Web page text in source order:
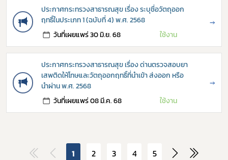
ประกาศกระทรวงสาธารณสุข เรื่อง ระบุชื่อวัตถุออก
ฤทธิ์ในประเภท 1 (ฉบับที่ 4) พ.ศ. 2568
วันที่เผยแพร่ 30 มิ.ย. 68
ใช้งาน
→
ประกาศกระทรวงสาธารณสุข เรื่อง ด่านตรวจสอบยา
เสพติดให้โทษและวัตถุออกฤทธิ์ที่นำเข้า ส่งออก หรือ
นำผ่าน พ.ศ. 2568
วันที่เผยแพร่ 08 มี.ค. 68
ใช้งาน
→
1 2 3 4 5